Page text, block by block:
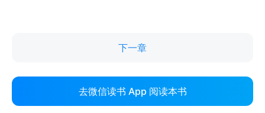
下一章
去微信读书 App 阅读本书